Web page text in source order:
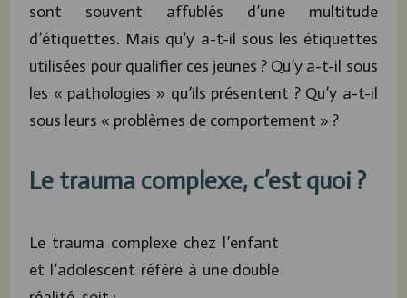
sont souvent affublés d’une multitude
d’étiquettes. Mais qu’y a-t-il sous les étiquettes
utilisées pour qualifier ces jeunes ? Qu’y a-t-il sous
les « pathologies » qu’ils présentent ? Qu’y a-t-il
sous leurs « problèmes de comportement » ?
Le trauma complexe, c’est quoi ?
Le trauma complexe chez l’enfant
et l’adolescent réfère à une double